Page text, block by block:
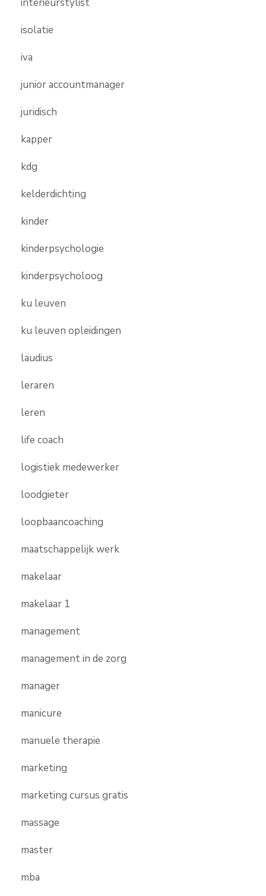
isolatie
iva
junior accountmanager
juridisch
kapper
kdg
kelderdichting
kinder
kinderpsychologie
kinderpsycholoog
ku leuven
ku leuven opleidingen
laudius
leraren
leren
life coach
logistiek medewerker
loodgieter
loopbaancoaching
maatschappelijk werk
makelaar
makelaar 1
management
management in de zorg
manager
manicure
manuele therapie
marketing
marketing cursus gratis
massage
master
mba